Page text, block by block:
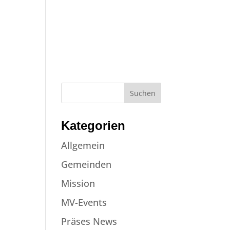
Kategorien
Allgemein
Gemeinden
Mission
MV-Events
Präses News